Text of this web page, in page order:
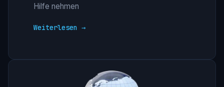
Hilfe nehmen
Weiterlesen →